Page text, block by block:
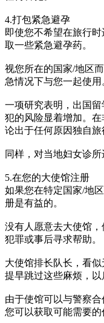
4.打包紧急避孕
即使您不希望在旅行
取一些紧急避孕药。
视您所在的国家/地区
急情况下与您一起使用
一项研究表明，出国
犯的风险显着增加。
论出于任何原因独自旅
同样，对当地妇女诊
5.在您的大使馆注册
如果您在特定国家/地
册是有益的。
没有人愿意去大使馆
犯罪或事后寻求帮助。
大使馆排长队长，看
提早跳过这些麻烦，以
由于使馆可以与警察
您可以获取可能需要的